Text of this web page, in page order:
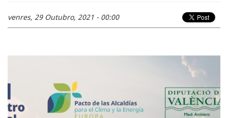
venres, 29 Outubro, 2021 - 00:00